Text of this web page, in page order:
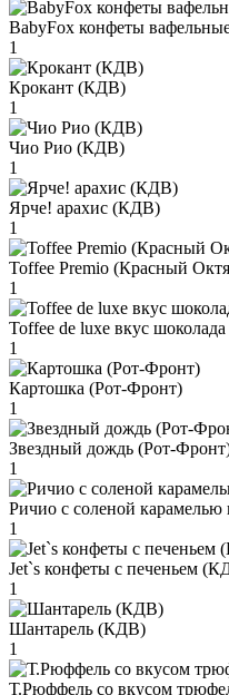
BabyFox конфеты
1
Крокант (КДВ)
1
Чио Рио (КДВ)
1
Ярче! арахис (КДВ)
1
Toffee Premio (Красный
1
Toffee de luxe вкус
1
Картошка (Рот-Фронт)
1
Звездный дождь (Рот-
1
Ричио с соленой
1
Jet`s конфеты с печеньем
1
Шантарель (КДВ)
1
Т.Рюффель со вкусом